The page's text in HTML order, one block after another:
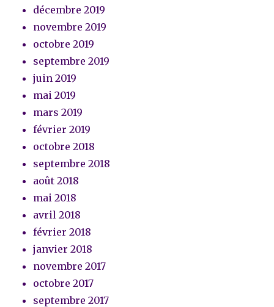
décembre 2019
novembre 2019
octobre 2019
septembre 2019
juin 2019
mai 2019
mars 2019
février 2019
octobre 2018
septembre 2018
août 2018
mai 2018
avril 2018
février 2018
janvier 2018
novembre 2017
octobre 2017
septembre 2017